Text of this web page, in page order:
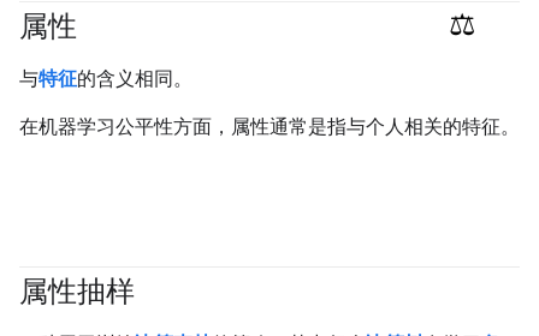
属性
与特征的含义相同。
在机器学习公平性方面，属性通常是指与个人相关的特征。
属性抽样